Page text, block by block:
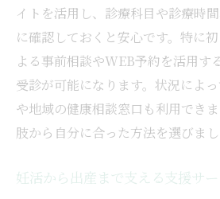
イトを活用し、診療科目や診療時
に確認しておくと安心です。特に
よる事前相談やWEB予約を活用す
受診が可能になります。状況によ
や地域の健康相談窓口も利用でき
肢から自分に合った方法を選びまし
妊活から出産まで支える支援サ